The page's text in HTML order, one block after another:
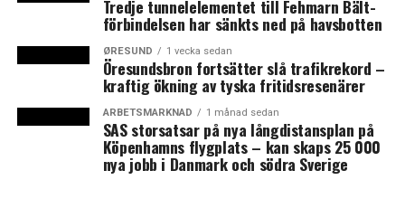
huvudbangården och så vidare.
Anna Engblom, senior advisor på Greater
Copenhagen Committee. Foto: Greater
Copenhagen Committee
Greater
Copenhagen
Committee hoppas
att ministrarna ska
regionen innan
Tredje tunnelelementet till Fehmarn Bält-
förbindelsen har sänkts ned på havsbotten
ØRESUND 1 vecka sedan
Öresundsbron fortsätter slå trafikrekord –
kraftig ökning av tyska fritidsresenärer
ARBETSMARKNAD 1 månad sedan
SAS storsatsar på nya långdistansplan på
Köpenhamns flygplats – kan skaps 25 000
nya jobb i Danmark och södra Sverige